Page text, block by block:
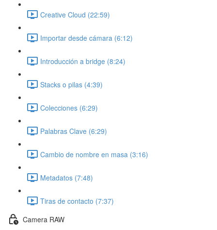
Creative Cloud (22:59)
Importar desde cámara (6:12)
Introducción a bridge (8:24)
Stacks o pilas (4:39)
Colecciones (6:29)
Palabras Clave (6:29)
Cambio de nombre en masa (3:16)
Metadatos (7:48)
Tiras de contacto (7:37)
Camera RAW